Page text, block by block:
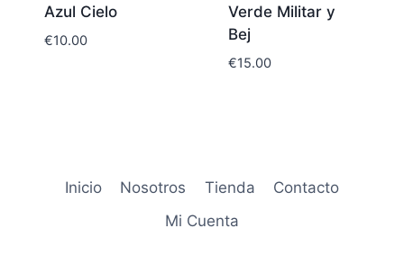
Azul Cielo
€10.00
Verde Militar y
Bej
€15.00
Inicio Nosotros Tienda
Contacto
Mi Cuenta